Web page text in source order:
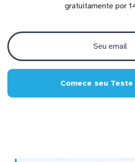
gratuitamente por
Comece seu